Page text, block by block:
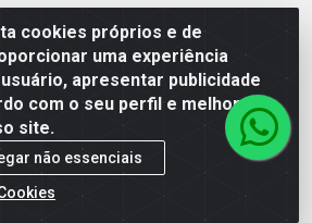
cookies próprios e de
uma experiência
apresentar publicidade
com o seu perfil e melhorar a
site.
não essenciais
DE PRODUTOS ALIMENTICIOS
FEIJÃO, 721 PENHA CIRCULAR/RJ -
15.796.122/0001-03